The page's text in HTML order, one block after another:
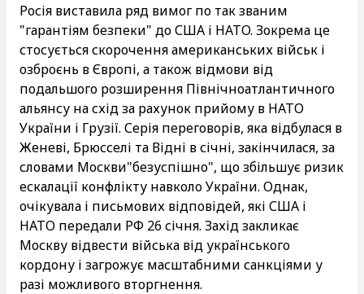
Росія виставила ряд вимог по так званим
"гарантіям безпеки" до США і НАТО. Зокрема це
стосується скорочення американських військ і
озброєнь в Європі, а також відмови від
подальшого розширення Північноатлантичного
альянсу на схід за рахунок прийому в НАТО
України і Грузії. Серія переговорів, яка відбулася в
Женеві, Брюсселі та Відні в січні, закінчилася, за
словами Москви"безуспішно", що збільшує ризик
ескалації конфлікту навколо України. Однак,
очікувала і письмових відповідей, які США і
НАТО передали РФ 26 січня. Захід закликає
Москву відвести війська від українського
кордону і загрожує масштабними санкціями у
разі можливого вторгнення.